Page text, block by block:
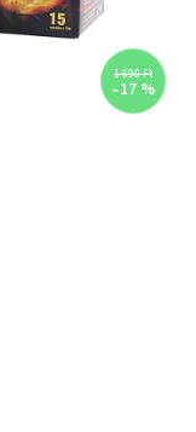
1 690 Ft
–17 %